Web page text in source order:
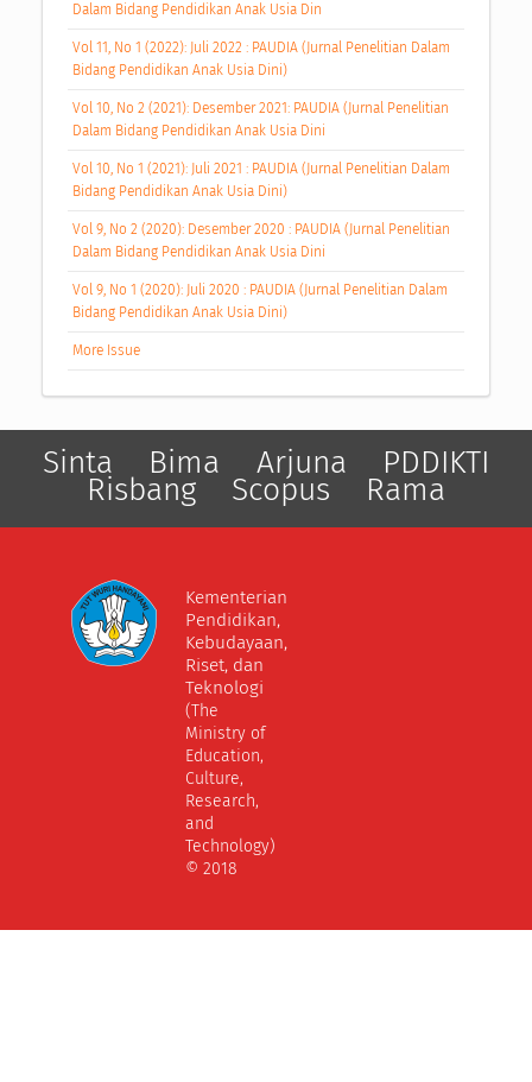
Dalam Bidang Pendidikan Anak Usia Din
Vol 11, No 1 (2022): Juli 2022 : PAUDIA (Jurnal Penelitian Dalam
Bidang Pendidikan Anak Usia Dini)
Vol 10, No 2 (2021): Desember 2021: PAUDIA (Jurnal Penelitian
Dalam Bidang Pendidikan Anak Usia Dini
Vol 10, No 1 (2021): Juli 2021 : PAUDIA (Jurnal Penelitian Dalam
Bidang Pendidikan Anak Usia Dini)
Vol 9, No 2 (2020): Desember 2020 : PAUDIA (Jurnal Penelitian
Dalam Bidang Pendidikan Anak Usia Dini
Vol 9, No 1 (2020): Juli 2020 : PAUDIA (Jurnal Penelitian Dalam
Bidang Pendidikan Anak Usia Dini)
More Issue
Sinta Bima Arjuna PDDIKTI
Risbang Scopus Rama
Kementerian
Pendidikan,
Kebudayaan,
Riset, dan
Teknologi
(The
Ministry of
Education,
Culture,
Research,
and
Technology)
© 2018